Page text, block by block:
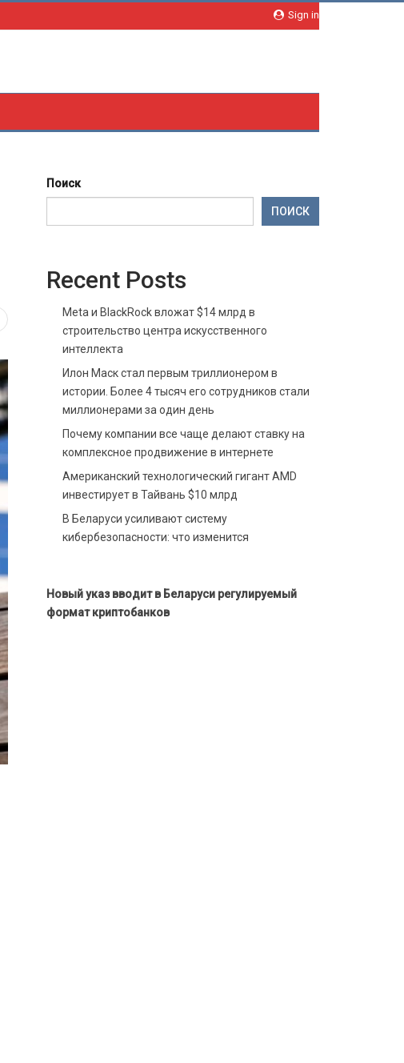
Sign in
Поиск
ПОИСК
Recent Posts
Meta и BlackRock вложат $14 млрд в
строительство центра искусственного
интеллекта
Илон Маск стал первым триллионером в
истории. Более 4 тысяч его сотрудников стали
миллионерами за один день
Почему компании все чаще делают ставку на
комплексное продвижение в интернете
Американский технологический гигант AMD
инвестирует в Тайвань $10 млрд
В Беларуси усиливают систему
кибербезопасности: что изменится
Новый указ вводит в Беларуси регулируемый
формат криптобанков